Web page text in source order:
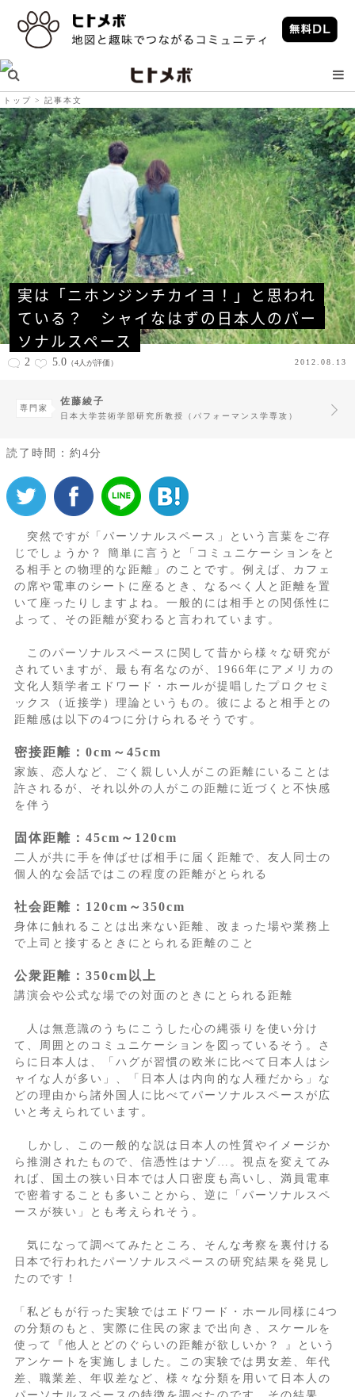
トップ 記事本文
実は「ニホンジンチカイヨ！」と思われ
ている？　シャイなはずの日本人のパー
ソナルスペース
2 5.0 （4人が評価） 2012.08.13
専門家
佐藤綾子
日本大学芸術学部研究所教授（パフォーマンス学専攻）
読了時間：約4分
突然ですが「パーソナルスペース」という言葉をご存
じでしょうか？ 簡単に言うと「コミュニケーションをと
る相手との物理的な距離」のことです。例えば、カフェ
の席や電車のシートに座るとき、なるべく人と距離を置
いて座ったりしますよね。一般的には相手との関係性に
よって、その距離が変わると言われています。
このパーソナルスペースに関して昔から様々な研究が
されていますが、最も有名なのが、1966年にアメリカの
文化人類学者エドワード・ホールが提唱したプロクセミ
ックス（近接学）理論というもの。彼によると相手との
距離感は以下の4つに分けられるそうです。
密接距離：0cm～45cm
家族、恋人など、ごく親しい人がこの距離にいることは
許されるが、それ以外の人がこの距離に近づくと不快感
を伴う
固体距離：45cm～120cm
二人が共に手を伸ばせば相手に届く距離で、友人同士の
個人的な会話ではこの程度の距離がとられる
社会距離：120cm～350cm
身体に触れることは出来ない距離、改まった場や業務上
で上司と接するときにとられる距離のこと
公衆距離：350cm以上
講演会や公式な場での対面のときにとられる距離
人は無意識のうちにこうした心の縄張りを使い分け
て、周囲とのコミュニケーションを図っているそう。さ
らに日本人は、「ハグが習慣の欧米に比べて日本人はシ
ャイな人が多い」、「日本人は内向的な人種だから」な
どの理由から諸外国人に比べてパーソナルスペースが広
いと考えられています。
しかし、この一般的な説は日本人の性質やイメージか
ら推測されたもので、信憑性はナゾ…。視点を変えてみ
れば、国土の狭い日本では人口密度も高いし、満員電車
で密着することも多いことから、逆に「パーソナルスペ
ースが狭い」とも考えられそう。
気になって調べてみたところ、そんな考察を裏付ける
日本で行われたパーソナルスペースの研究結果を発見し
たのです！
「私どもが行った実験ではエドワード・ホール同様に4つ
の分類のもと、実際に住民の家まで出向き、スケールを
使って『他人とどのぐらいの距離が欲しいか？ 』という
アンケートを実施しました。この実験では男女差、年代
差、職業差、年収差など、様々な分類を用いて日本人の